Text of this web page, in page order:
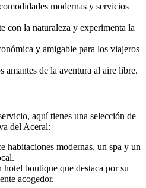
modernas y servicios
con la naturaleza y experimenta la
y amigable para los viajeros
amantes de la aventura al aire libre.
aquí tienes una selección de
del Aceral:
habitaciones modernas, un spa y un
hotel boutique que destaca por su
acogedor.